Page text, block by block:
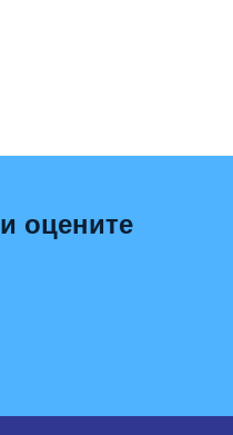
оцените